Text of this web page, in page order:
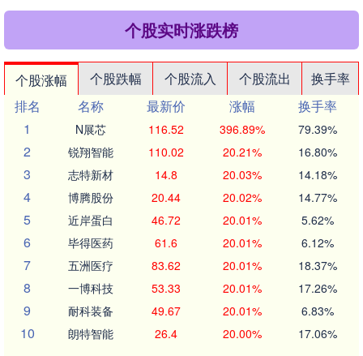
个股实时涨跌榜
个股涨幅 个股跌幅 个股流入 个股流出
换手率
排名
名称 最新价 涨幅
换手率
1
N展芯 116.52 396.89% 79.39%
2 锐翔智能 110.02 20.21% 16.80%
3 志特新材 14.8 20.03% 14.18%
4 博腾股份 20.44 20.02% 14.77%
5 近岸蛋白 46.72 20.01% 5.62%
6 毕得医药 61.6 20.01% 6.12%
7 五洲医疗 83.62 20.01% 18.37%
8 一博科技 53.33 20.01% 17.26%
9 耐科装备 49.67 20.01% 6.83%
10 朗特智能 26.4 20.00% 17.06%